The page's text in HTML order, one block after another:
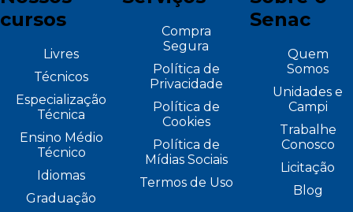
cursos
Livres
Técnicos
Especialização
Técnica
Ensino Médio
Técnico
Idiomas
Graduação
Compra
Segura
Política de
Privacidade
Política de
Cookies
Política de
Mídias Sociais
Termos de Uso
Senac
Quem
Somos
Unidades e
Campi
Trabalhe
Conosco
Licitação
Blog